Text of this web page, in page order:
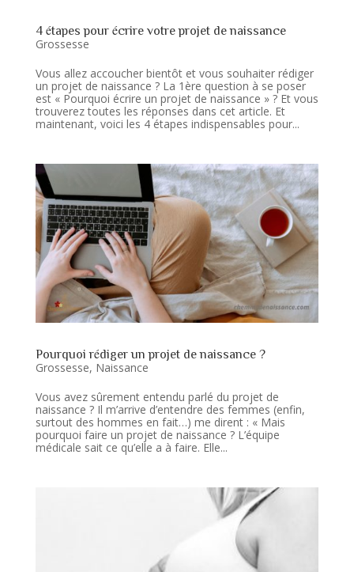
4 étapes pour écrire votre projet de naissance
Grossesse
Vous allez accoucher bientôt et vous souhaiter rédiger
un projet de naissance ? La 1ère question à se poser
est « Pourquoi écrire un projet de naissance » ? Et vous
trouverez toutes les réponses dans cet article. Et
maintenant, voici les 4 étapes indispensables pour...
Pourquoi rédiger un projet de naissance ?
Grossesse, Naissance
Vous avez sûrement entendu parlé du projet de
naissance ? Il m’arrive d’entendre des femmes (enfin,
surtout des hommes en fait…) me dirent : « Mais
pourquoi faire un projet de naissance ? L’équipe
médicale sait ce qu’elle a à faire. Elle...